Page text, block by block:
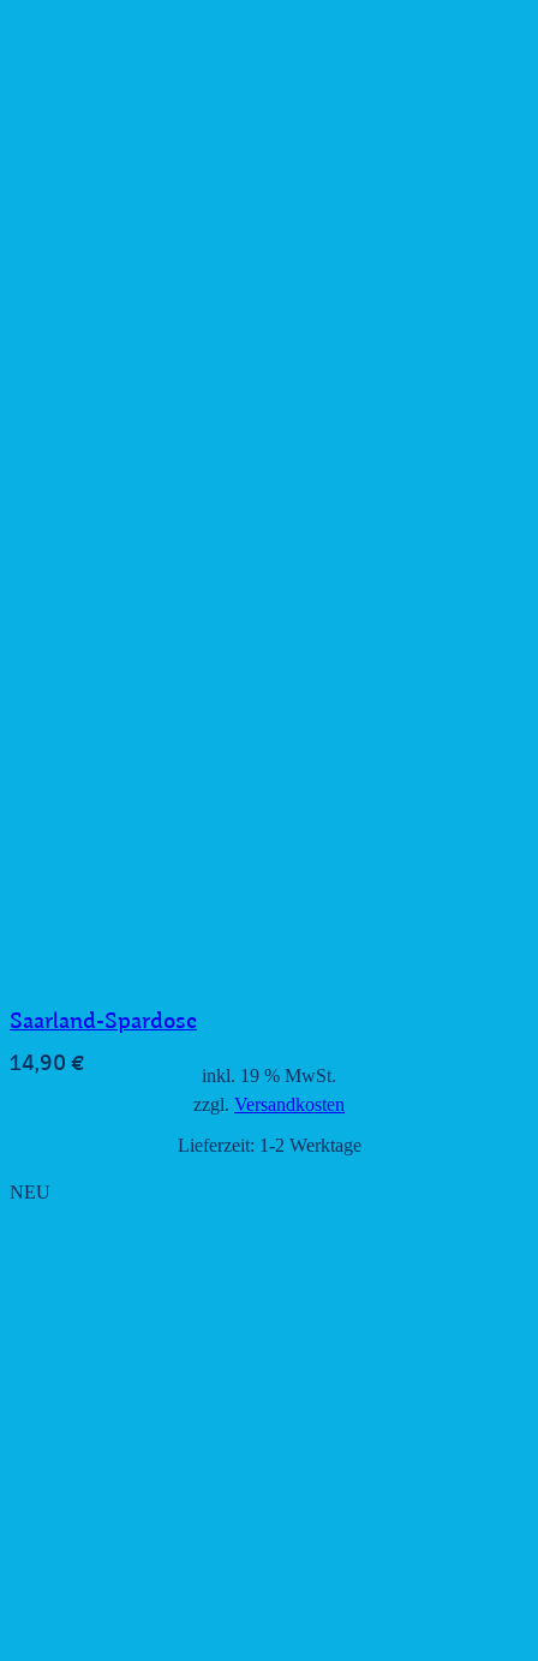
Saarland-Spardose
14,90 €
inkl. 19 % MwSt.
zzgl. Versandkosten
Lieferzeit: 1-2 Werktage
NEU